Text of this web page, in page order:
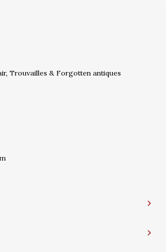
Trouvailles & Forgotten antiques